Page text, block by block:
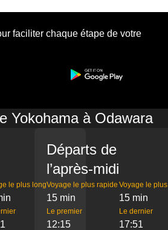
faciliter chaque étape de votre
Yokohama à Odawara
le plus long
Départs de
l’après-midi
Voyage le plus rapide
15 min
Voyage le
15 min
Le premier
12:15
Le dernier
17:51